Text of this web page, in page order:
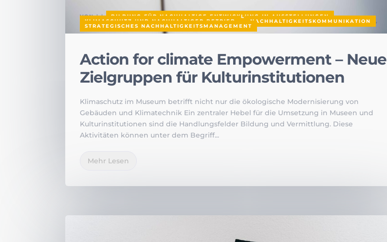
VON|| BILDUNG FÜR NACHHALTIGE ENTWICKLUNG IN AUSSTELLUNGEN ,
KLIMASCHUTZ UND NACHHALTIGER BETRIEB NACHHALTIGKEITSKOMMUNIKATION ,
STRATEGISCHES NACHHALTIGKEITSMANAGEMENT
Action for climate Empowerment – Neue
Zielgruppen für Kulturinstitutionen
Klimaschutz im Museum betrifft nicht nur die ökologische Modernisierung von
Gebäuden und Klimatechnik Ein zentraler Hebel für die Umsetzung in Museen und
Kulturinstitutionen sind die Handlungsfelder Bildung und Vermittlung. Diese
Aktivitäten können unter dem Begriff...
Mehr Lesen